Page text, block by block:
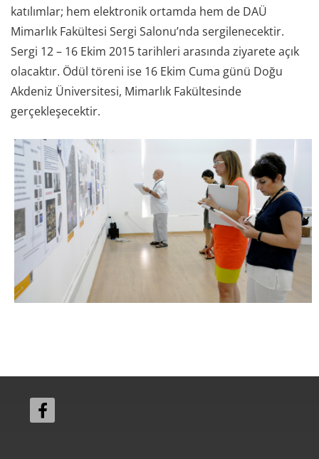
katılımlar; hem elektronik ortamda hem de DAÜ
Mimarlık Fakültesi Sergi Salonu’nda sergilenecektir.
Sergi 12 – 16 Ekim 2015 tarihleri arasında ziyarete açık
olacaktır. Ödül töreni ise 16 Ekim Cuma günü Doğu
Akdeniz Üniversitesi, Mimarlık Fakültesinde
gerçekleşecektir.